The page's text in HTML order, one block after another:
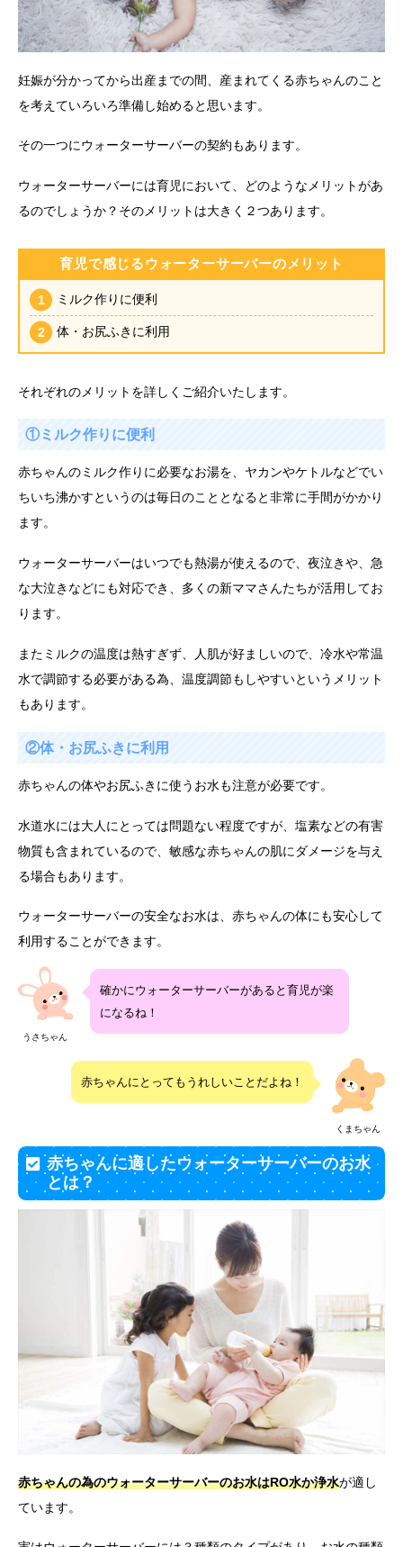
妊娠が分かってから出産までの間、産まれてくる赤ちゃんのこと
を考えていろいろ準備し始めると思います。
その一つにウォーターサーバーの契約もあります。
ウォーターサーバーには育児において、どのようなメリットがあ
るのでしょうか？そのメリットは大きく２つあります。
育児で感じるウォーターサーバーのメリット
ミルク作りに便利
体・お尻ふきに利用
それぞれのメリットを詳しくご紹介いたします。
①ミルク作りに便利
赤ちゃんのミルク作りに必要なお湯を、ヤカンやケトルなどでい
ちいち沸かすというのは毎日のこととなると非常に手間がかかり
ます。
ウォーターサーバーはいつでも熱湯が使えるので、夜泣きや、急
な大泣きなどにも対応でき、多くの新ママさんたちが活用してお
ります。
またミルクの温度は熱すぎず、人肌が好ましいので、冷水や常温
水で調節する必要がある為、温度調節もしやすいというメリット
もあります。
②体・お尻ふきに利用
赤ちゃんの体やお尻ふきに使うお水も注意が必要です。
水道水には大人にとっては問題ない程度ですが、塩素などの有害
物質も含まれているので、敏感な赤ちゃんの肌にダメージを与え
る場合もあります。
ウォーターサーバーの安全なお水は、赤ちゃんの体にも安心して
利用することができます。
うさちゃん
確かにウォーターサーバーがあると育児が楽
になるね！
くまちゃん
赤ちゃんにとってもうれしいことだよね！
赤ちゃんに適したウォーターサーバーのお水
とは？
赤ちゃんの為のウォーターサーバーのお水はRO水か浄水が適し
ています。